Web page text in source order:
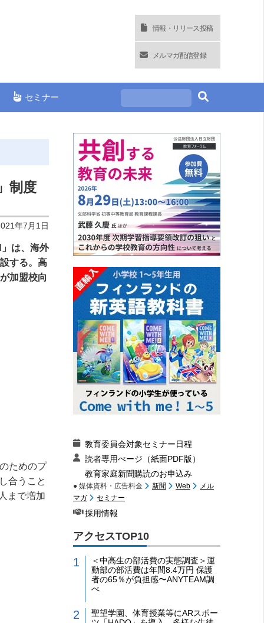
情報・リリース投稿
メルマガ配信登録
セミナー
制度
年7月1日
は、海外
する。高
加盟校向
ためのプ
合うこと
まで増加
教育委員会対象セミナー日程
読者専用ぺージ（紙面PDF版）
教育家庭新聞購読のお申込み
● 媒体資料・広告料金 新聞 Web
メル
マガ
セミナー
採用情報
アクセスTOP10
＜中高生の部活費の実態調査＞運
動部の部活費は年間8.4万円 保護
者の65％が負担感〜ANYTEAM調
べ
聖望学園、体育授業等にARスポー